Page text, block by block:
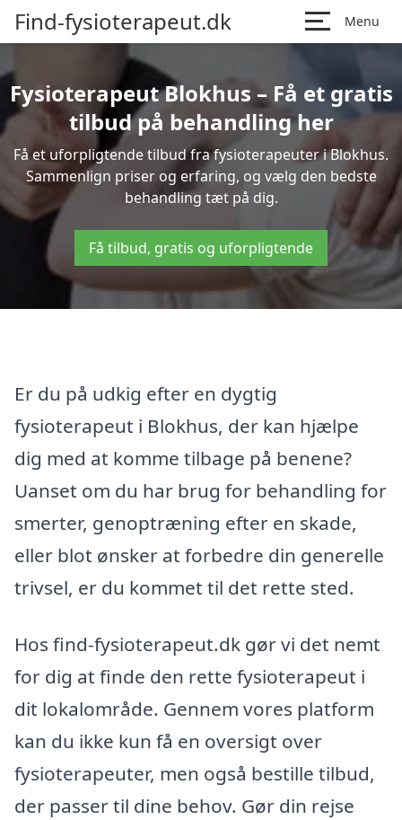
Find-fysioterapeut.dk Menu
Fysioterapeut Blokhus – Få et gratis
tilbud på behandling her
Få et uforpligtende tilbud fra fysioterapeuter i Blokhus.
Sammenlign priser og erfaring, og vælg den bedste
behandling tæt på dig.
Få tilbud, gratis og uforpligtende
Er du på udkig efter en dygtig
fysioterapeut i Blokhus, der kan hjælpe
dig med at komme tilbage på benene?
Uanset om du har brug for behandling for
smerter, genoptræning efter en skade,
eller blot ønsker at forbedre din generelle
trivsel, er du kommet til det rette sted.
Hos find-fysioterapeut.dk gør vi det nemt
for dig at finde den rette fysioterapeut i
dit lokalområde. Gennem vores platform
kan du ikke kun få en oversigt over
fysioterapeuter, men også bestille tilbud,
der passer til dine behov. Gør din rejse